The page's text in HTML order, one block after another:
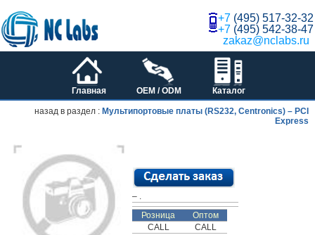
+7 (495) 517-32-32
+7 (495) 542-38-47
zakaz@nclabs.ru
Главная OEM / ODM Каталог
назад в раздел : Мультипортовые платы (RS232, Centronics) – PCI
Express
– .
Розница
Оптом
CALL
CALL